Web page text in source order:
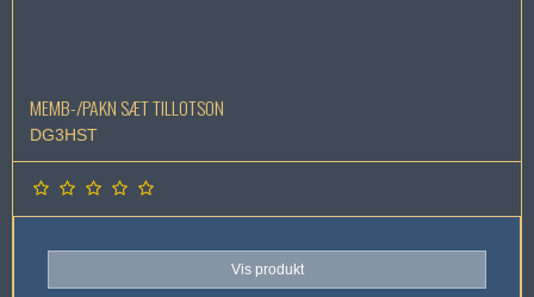
MEMB-/PAKN SÆT TILLOTSON
DG3HST
Vis produkt